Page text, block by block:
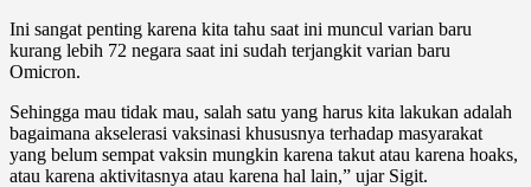
Ini sangat penting karena kita tahu saat ini muncul varian baru
kurang lebih 72 negara saat ini sudah terjangkit varian baru
Omicron.
Sehingga mau tidak mau, salah satu yang harus kita lakukan adalah
bagaimana akselerasi vaksinasi khususnya terhadap masyarakat
yang belum sempat vaksin mungkin karena takut atau karena hoaks,
atau karena aktivitasnya atau karena hal lain,” ujar Sigit.